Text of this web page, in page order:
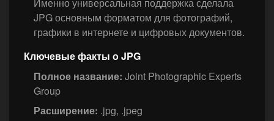
Именно универсальная поддержка сделала
JPG основным форматом для фотографий,
графики в интернете и цифровых документов.
Ключевые факты о JPG
Полное название: Joint Photographic Experts
Group
Расширение: .jpg, .jpeg